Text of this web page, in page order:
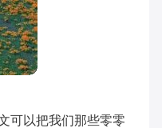
可以把我们那些零零